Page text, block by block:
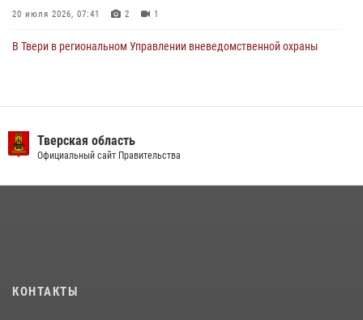
20 июля 2026, 07:41 2 1
В Твери в региональном Управлении вневедомственной охраны
10 июля 2026, 08:44 1
(видео)
Тверская область
Официальный сайт Правительства
КОНТАКТЫ